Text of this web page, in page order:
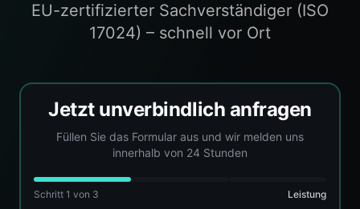
EU-zertifizierter Sachverständiger (ISO
17024) – schnell vor Ort
Jetzt unverbindlich anfragen
Füllen Sie das Formular aus und wir melden uns
innerhalb von 24 Stunden
Schritt 1 von 3 Leistung